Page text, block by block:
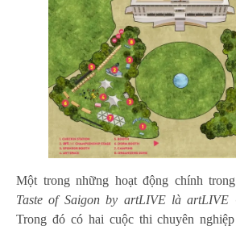
Một trong những hoạt động chính
Taste of Saigon by artLIVE là artLIVE
Trong đó có hai cuộc thi chuyên